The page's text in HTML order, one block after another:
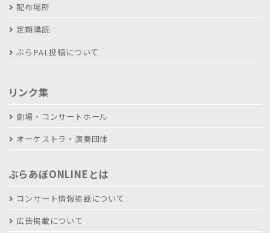
配布場所
定期購読
ぶらPAL投稿について
リンク集
劇場・コンサートホール
オーケストラ・演奏団体
ぶらあぼONLINEとは
コンサート情報掲載について
広告掲載について